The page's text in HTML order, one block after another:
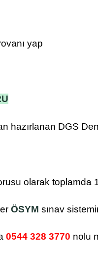
yap
hazırlanan DGS
olarak toplamda
ÖSYM sınav
0544 328 3770 nolu